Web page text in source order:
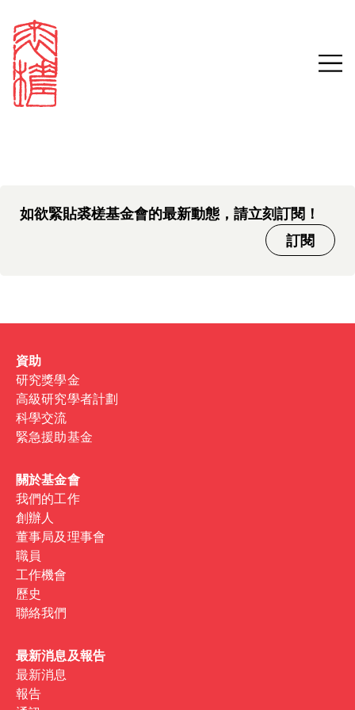
Sign in
Email
Search our stories,
awards, events and
中文版本頁面即將推出，敬請
期待。
如欲緊貼裘槎基金會的最新動態，請立刻訂閱！
訂閱
資助
研究獎學金
高級研究學者計劃
科學交流
緊急援助基金
關於基金會
我們的工作
創辦人
董事局及理事會
職員
工作機會
歷史
聯絡我們
最新消息及報告
最新消息
報告